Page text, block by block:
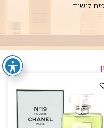
לנשים